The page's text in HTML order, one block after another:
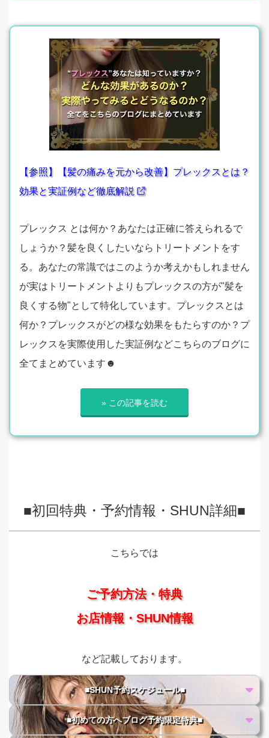
【参照】【髪の痛みを元から改善】プレックスとは？
効果と実証例など徹底解説
プレックス とは何か？あなたは正確に答えられるで
しょうか？髪を良くしたいならトリートメントをす
る。あなたの常識ではこのようか考えかもしれません
が実はトリートメントよりもプレックスの方が"髪を
良くする物"として特化しています。プレックスとは
何か？プレックスがどの様な効果をもたらすのか？プ
レックスを実際使用した実証例などこちらのブログに
全てまとめています☻
» この記事を読む
■初回特典・予約情報・SHUN詳細■
こちらでは
ご予約方法・特典
お店情報・SHUN情報
など記載しております。
■SHUN予約スケジュール■
■初めての方へブログ予約限定特典■